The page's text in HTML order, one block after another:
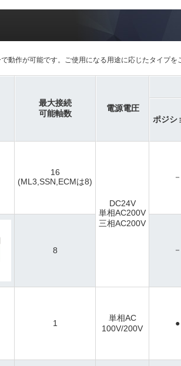
動作が可能です。ご使用になる用途に応じたタイプを
最大接続
可能軸数
電源電圧
ポジシ
16
(ML3,SSN,ECMは8)
DC24V
単相AC200V
三相AC200V
－
8 －
1
単相AC
100V/200V
●